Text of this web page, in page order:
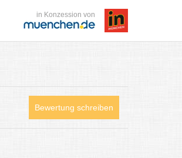
in Konzession von
Bewertung schreiben